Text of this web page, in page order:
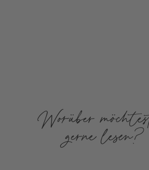
Worüber
gerne lesen?